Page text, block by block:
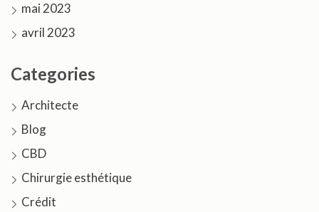
mai 2023
avril 2023
Categories
Architecte
Blog
CBD
Chirurgie esthétique
Crédit